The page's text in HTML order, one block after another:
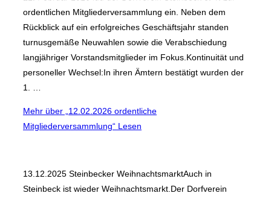
ordentlichen Mitgliederversammlung ein. Neben dem
Rückblick auf ein erfolgreiches Geschäftsjahr standen
turnusgemäße Neuwahlen sowie die Verabschiedung
langjähriger Vorstandsmitglieder im Fokus.Kontinuität und
personeller Wechsel:In ihren Ämtern bestätigt wurden der
1. …
Mehr über „12.02.2026 ordentliche
Mitgliederversammlung“ Lesen
13.12.2025 Steinbecker WeihnachtsmarktAuch in
Steinbeck ist wieder Weihnachtsmarkt.Der Dorfverein